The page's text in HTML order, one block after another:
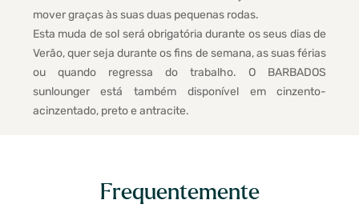
mover graças às suas duas pequenas rodas.
Esta muda de sol será obrigatória durante os seus dias de
Verão, quer seja durante os fins de semana, as suas férias
ou quando regressa do trabalho. O BARBADOS
sunlounger está também disponível em cinzento-
acinzentado, preto e antracite.
Frequentemente